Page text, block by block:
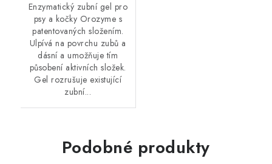
Enzymatický zubní gel pro
psy a kočky Orozyme s
patentovaných složením.
Ulpívá na povrchu zubů a
dásní a umožňuje tím
působení aktivních složek.
Gel rozrušuje existující
zubní...
Podobné produkty